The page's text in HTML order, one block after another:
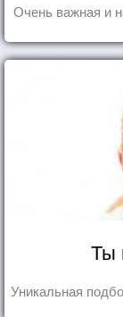
Очень важная и
Ты
Уникальная